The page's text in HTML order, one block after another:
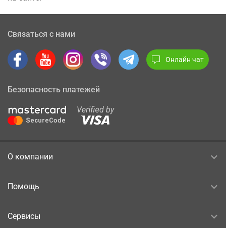
Связаться с нами
Онлайн чат
Безопасность платежей
О компании
Помощь
Сервисы